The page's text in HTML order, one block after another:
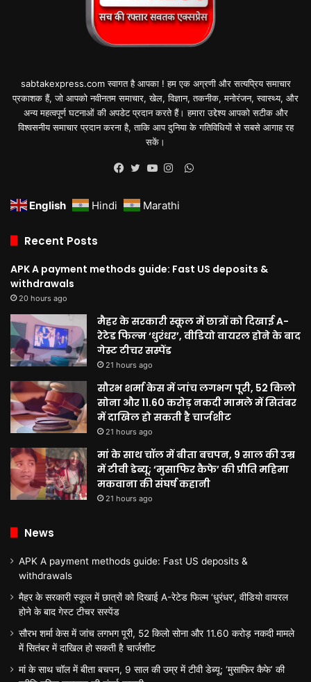
sabtakexpress.com स्वागत है आपका ! हम एक अग्रणी और सत्यप्रिय समाचार
प्रकाशक हैं, जो आपको नवीनतम समाचार, खेल, विज्ञान, तकनीक, मनोरंजन, स्वास्थ्य, और
अन्य महत्वपूर्ण घटनाओं की अपडेट प्रदान करते हैं। हमारा उद्देश्य आपको सटीक और
विश्वसनीय समाचार प्रदान करना है, ताकि आप दुनिया के गतिविधियों से सबसे आगाह रह
सकें।
WhatsApp
English Hindi Marathi
Recent Posts
APK A payment methods guide: Fast US deposits &
withdrawals
20 hours ago
मैहर के सरकारी स्कूल में छात्रों को दिखाई A-
रेटेड फिल्म ‘धुरंधर’, वीडियो वायरल होने के बाद
गेस्ट टीचर सस्पेंड
21 hours ago
सौरभ शर्मा केस में जांच लगभग पूरी, 52 किलो
सोना और 11.60 करोड़ नकदी मामले में सितंबर
में दाखिल हो सकती है चार्जशीट
21 hours ago
मां के साथ चॉल में बीता बचपन, 9 साल की उम्र
में टीवी डेब्यू; ‘मुसाफिर कैफे’ की प्रीति महिमा
मकवाना की संघर्ष कहानी
21 hours ago
News
APK A payment methods guide: Fast US deposits &
withdrawals
मैहर के सरकारी स्कूल में छात्रों को दिखाई A-रेटेड फिल्म ‘धुरंधर’, वीडियो वायरल
होने के बाद गेस्ट टीचर सस्पेंड
सौरभ शर्मा केस में जांच लगभग पूरी, 52 किलो सोना और 11.60 करोड़ नकदी मामले
में सितंबर में दाखिल हो सकती है चार्जशीट
मां के साथ चॉल में बीता बचपन, 9 साल की उम्र में टीवी डेब्यू; ‘मुसाफिर कैफे’ की